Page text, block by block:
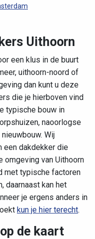
Uithoorn
een klus in de buurt
uithoorn-noord of
dan kunt u deze
die je hierboven vind
typische bouw in
naoorlogse
Wij
een dakdekker die
omgeving van Uithoorn
met typische factoren
daarnaast kan het
je ergens anders in
kun je hier terecht.
de kaart